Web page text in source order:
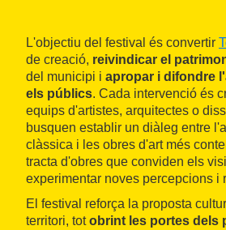
L'objectiu del festival és convertir
de creació, reivindicar el
del municipi i apropar i difondre
els públics. Cada intervenció és
equips d'artistes, arquitectes o
busquen establir un diàleg entre
clàssica i les obres d'art més
tracta d'obres que conviden els
experimentar noves percepcions i
El festival reforça la proposta
territori, totobrint les portes dels